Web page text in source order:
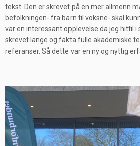
tekst. Den er skrevet på en mer allmenn
befolkningen- fra barn til voksne- skal
var en interessant opplevelse da jeg hittil
skrevet lange og fakta fulle akademiske
referanser. Så dette var en ny og nyttig